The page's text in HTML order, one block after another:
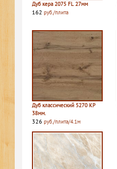
Дуб кера 2075 FL 27мм
162 руб./плита
Дуб классический 5270 КР
38мм.
326 руб./плита/4.1м